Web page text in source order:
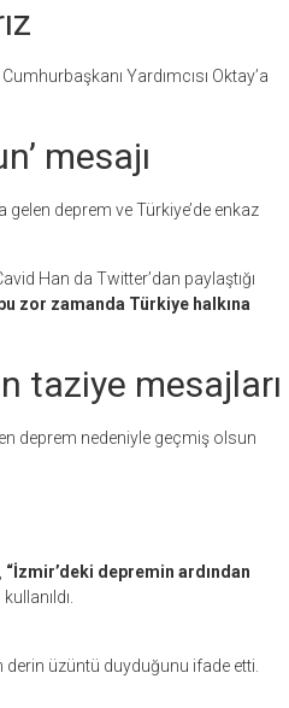
Yardımcısı Oktay’a
mesajı
gelen deprem ve Türkiye’de enkaz
Han da Twitter’dan paylaştığı
zor zamanda Türkiye halkına
taziye mesajları
deprem nedeniyle geçmiş olsun
“İzmir’deki depremin ardından
derin üzüntü duyduğunu ifade etti.